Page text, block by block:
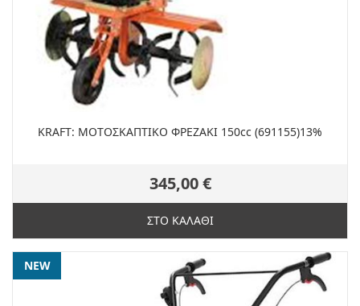
KRAFT: ΜΟΤΟΣΚΑΠΤΙΚΟ ΦΡΕΖΑΚΙ 150cc (691155)13%
345,00 €
ΣΤΟ ΚΑΛΑΘΙ
NEW